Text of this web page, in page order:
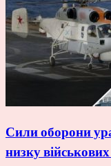
Сили оборони
низку